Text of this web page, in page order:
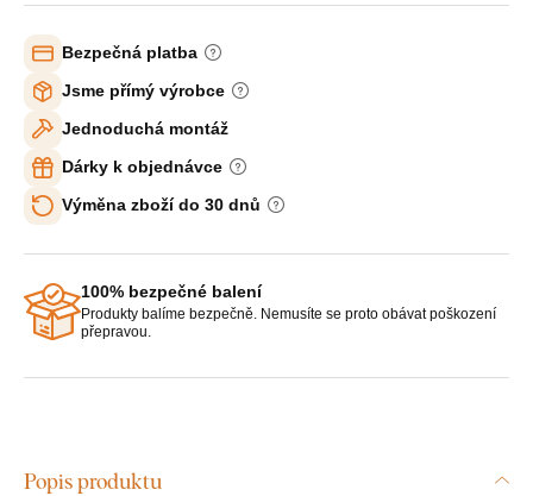
Bezpečná platba
Jsme přímý výrobce
Jednoduchá montáž
Dárky k objednávce
Výměna zboží do 30 dnů
100% bezpečné balení
Produkty balíme bezpečně. Nemusíte se proto obávat poškození
přepravou.
Popis produktu